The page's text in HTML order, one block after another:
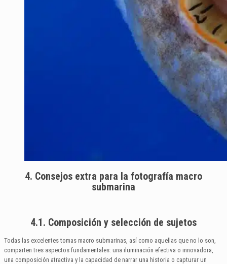
4. Consejos extra para la fotografía macro
submarina
4.1. Composición y selección de sujetos
Todas las excelentes tomas macro submarinas, así como aquellas que no lo son,
comparten tres aspectos fundamentales: una iluminación efectiva o innovadora,
una composición atractiva y la capacidad de narrar una historia o capturar un